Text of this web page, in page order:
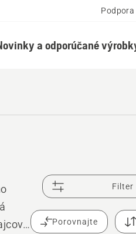
Podpora
a odporúčané
Filter
Porovnajte